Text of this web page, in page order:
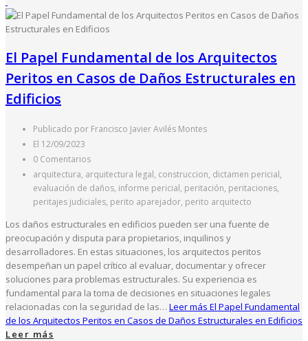
El Papel Fundamental de los Arquitectos
Peritos en Casos de Daños Estructurales en
Edificios
Publicado por Francisco Javier Avilés Montes
El 12/09/2023
0 Comentarios
arquitectura, arquitectura legal, construccion, dictamen pericial,
evaluación de daños, informe pericial, peritación, peritaciones,
peritajes judiciales, perito aparejador, perito arquitecto
Los daños estructurales en edificios pueden ser una fuente de
preocupación y disputa para propietarios, inquilinos y
desarrolladores. En estas situaciones, los arquitectos peritos
desempeñan un papel crítico al evaluar, documentar y ofrecer
soluciones para problemas estructurales. Su experiencia es
fundamental para la toma de decisiones en situaciones legales
relacionadas con la seguridad de las… Leer más El Papel Fundamental
de los Arquitectos Peritos en Casos de Daños Estructurales en Edificios
Leer más